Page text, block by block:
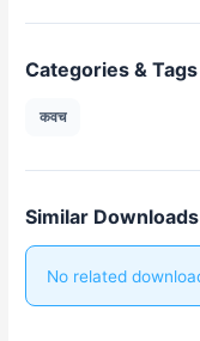
Categories & Tags
कवच
Similar Downloads
No related